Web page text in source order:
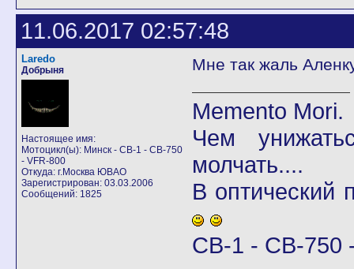
11.06.2017 02:57:48
Laredo
Добрыня
Настоящее имя:
Мотоцикл(ы): Минск - CB-1 - CB-750
- VFR-800
Откуда: г.Москва ЮВАО
Зарегистрирован: 03.03.2006
Сообщений: 1825
Мне так жаль
Memento Mori.
Чем
молчать....
В
CB-1 - CB-750